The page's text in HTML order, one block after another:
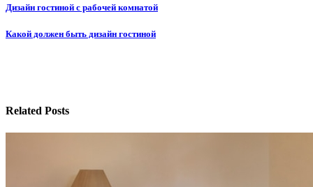
Навигация
по
Дизайн гостиной с рабочей комнатой
Какой должен быть дизайн гостиной
Related Posts